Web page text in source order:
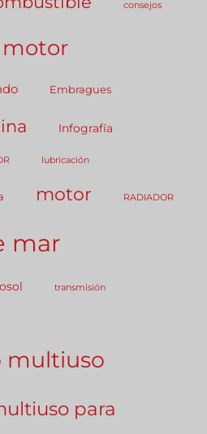
consejos
Embragues
Infografía
lubricación
motor RADIADOR
mar
transmisión
multiuso
para